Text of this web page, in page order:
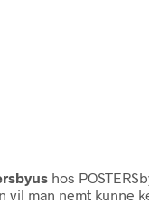
hos
vil man nemt kunne